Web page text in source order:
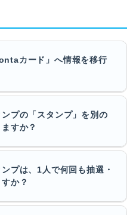
カード」へ情報を移行
プの「スタンプ」を別の
すか？
プは、1人で何回も抽選・
か？